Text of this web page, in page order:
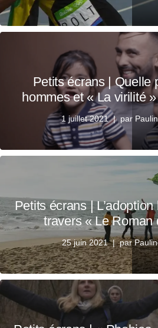
Petits écrans | Quelle
hommes et « La virilité
1 juillet 2021 par
Petits écrans |
travers « Le Roman
25 juin 2021 par